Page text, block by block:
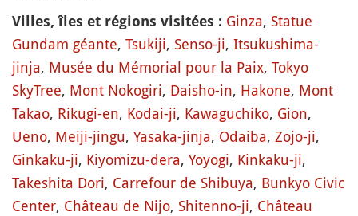
Villes, îles et régions visitées : Ginza, Statue
Gundam géante, Tsukiji, Senso-ji, Itsukushima-
jinja, Musée du Mémorial pour la Paix, Tokyo
SkyTree, Mont Nokogiri, Daisho-in, Hakone, Mont
Takao, Rikugi-en, Kodai-ji, Kawaguchiko, Gion,
Ueno, Meiji-jingu, Yasaka-jinja, Odaiba, Zojo-ji,
Ginkaku-ji, Kiyomizu-dera, Yoyogi, Kinkaku-ji,
Takeshita Dori, Carrefour de Shibuya, Bunkyo Civic
Center, Château de Nijo, Shitenno-ji, Château